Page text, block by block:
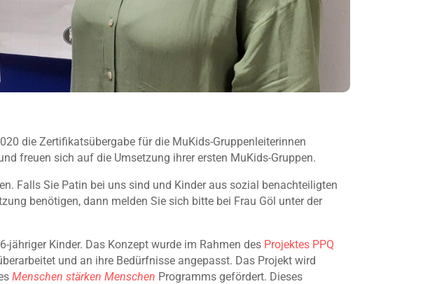
die Zertifikatsübergabe für die MuKids-Gruppenleiterinnen
freuen sich auf die Umsetzung ihrer ersten MuKids-Gruppen.
Falls Sie Patin bei uns sind und Kinder aus sozial benachteiligten
benötigen, dann melden Sie sich bitte bei Frau Göl unter der
jähriger Kinder. Das Konzept wurde im Rahmen des Projektes PPQ
und an ihre Bedürfnisse angepasst. Das Projekt wird
Menschen stärken Menschen Programms gefördert. Dieses